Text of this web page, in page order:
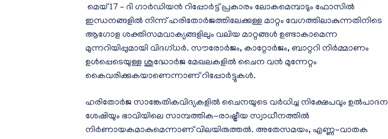
മെയ് 17 – ദി ഗാർഡിയൻ റിപ്പോർട്ട് പ്രകാരം ലോകമെമ്പാടും ഫോസിൽ
ഇന്ധനങ്ങളിൽ നിന്ന് ഹരിതോർജത്തിലേക്കുള്ള മാറ്റം വേഗത്തിലാകുന്നതിനിടെ
ആഗോള ശക്തിസമവാക്യങ്ങളിലും വലിയ മാറ്റങ്ങൾ ഉണ്ടാകാമെന്ന
മുന്നറിയിപ്പുമായി വിദഗ്ധർ. സൗരോർജം, കാറ്റോർജം, ബാറ്ററി നിർമ്മാണം
ഉൾപ്പെടെയുള്ള ശുദ്ധോർജ മേഖലകളിൽ ചൈന വൻ മുന്നേറ്റം
കൈവരിക്കുകയാണെന്നാണ് റിപ്പോർട്ടുകൾ.
ഹരിതോർജ സാങ്കേതികവിദ്യകളിൽ ചൈനയുടെ വർധിച്ച നിക്ഷേപവും ഉൽപാദന
ശേഷിയും ഭാവിയിലെ സാമ്പത്തിക-രാഷ്ട്രീയ സ്വാധീനത്തിൽ
നിർണായകമാകുമെന്നാണ് വിലയിരുത്തൽ. അതേസമയം, എണ്ണ-വാതക